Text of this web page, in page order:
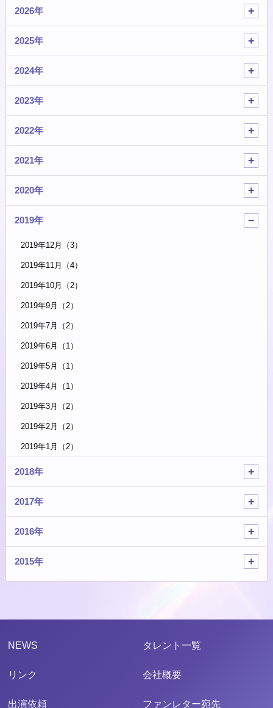
2026年
2025年
2024年
2023年
2022年
2021年
2020年
2019年
2019年12月（3）
2019年11月（4）
2019年10月（2）
2019年9月（2）
2019年7月（2）
2019年6月（1）
2019年5月（1）
2019年4月（1）
2019年3月（2）
2019年2月（2）
2019年1月（2）
2018年
2017年
2016年
2015年
NEWS タレント一覧
リンク 会社概要
出演依頼 ファンレター宛先